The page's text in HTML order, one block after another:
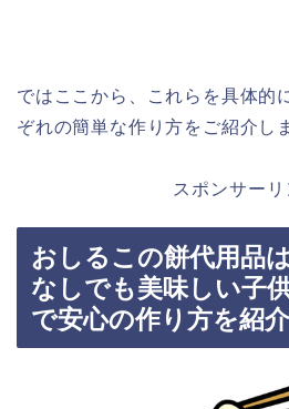
ではここから、これらを具体的
ぞれの簡単な作り方をご紹介し
スポンサーリ
おしるこの餅代用品
なしでも美味しい子
で安心の作り方を紹介